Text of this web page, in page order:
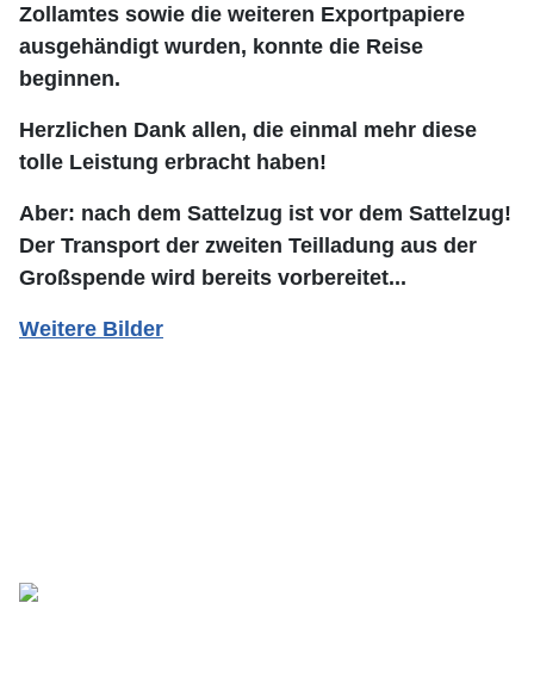
Zollamtes sowie die weiteren Exportpapiere
ausgehändigt wurden, konnte die Reise
beginnen.
Herzlichen Dank allen, die einmal mehr diese
tolle Leistung erbracht haben!
Aber: nach dem Sattelzug ist vor dem Sattelzug!
Der Transport der zweiten Teilladung aus der
Großspende wird bereits vorbereitet...
Weitere Bilder